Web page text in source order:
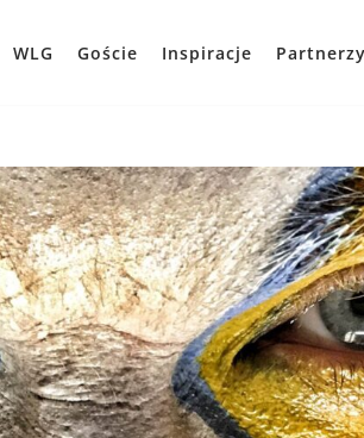
WLG Goście Inspiracje